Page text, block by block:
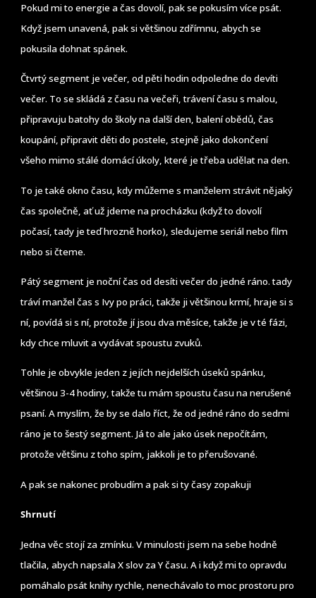
Pokud mi to energie a čas dovolí, pak se pokusím více psát.
Když jsem unavená, pak si většinou zdřímnu, abych se
pokusila dohnat spánek.
Čtvrtý segment je večer, od pěti hodin odpoledne do devíti
večer. To se skládá z času na večeři, trávení času s malou,
připravuju batohy do školy na další den, balení obědů, čas
koupání, připravit děti do postele, stejně jako dokončení
všeho mimo stálé domácí úkoly, které je třeba udělat na den.
To je také okno času, kdy můžeme s manželem strávit nějaký
čas společně, ať už jdeme na procházku (když to dovolí
počasí, tady je teď hrozně horko), sledujeme seriál nebo film
nebo si čteme.
Pátý segment je noční čas od desíti večer do jedné ráno. tady
tráví manžel čas s Ivy po práci, takže ji většinou krmí, hraje si s
ní, povídá si s ní, protože jí jsou dva měsíce, takže je v té fázi,
kdy chce mluvit a vydávat spoustu zvuků.
Tohle je obvykle jeden z jejích nejdelších úseků spánku,
většinou 3-4 hodiny, takže tu mám spoustu času na nerušené
psaní. A myslím, že by se dalo říct, že od jedné ráno do sedmi
ráno je to šestý segment. Já to ale jako úsek nepočítám,
protože většinu z toho spím, jakkoli je to přerušované.
A pak se nakonec probudím a pak si ty časy zopakuji
Shrnutí
Jedna věc stojí za zmínku. V minulosti jsem na sebe hodně
tlačila, abych napsala X slov za Y času. A i když mi to opravdu
pomáhalo psát knihy rychle, nenechávalo to moc prostoru pro